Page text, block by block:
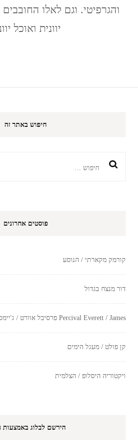
והגרפיטי. וגם לאלו
יוונית ואוכל
חיפוש באתר זה
חיפוש:
פוסטים אחרונים
קורמק מקארתי / הנוסע
דור מנצח בגדול
Percival Everett / James פרסיבל אוורט / ג'יימס
קן פולט / מעגל הימים
ויקטוריה היסלופ / הצלמית
הירשם לבלוג באמצעות